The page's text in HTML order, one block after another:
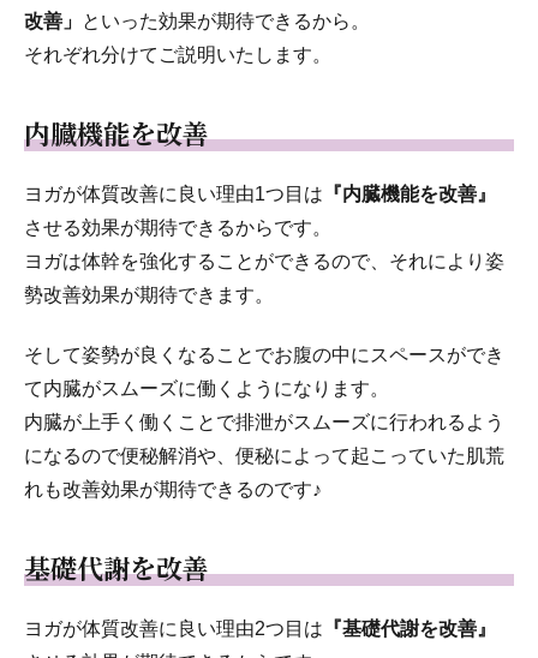
改善」 といった効果が期待できるから。
それぞれ分けてご説明いたします。
内臓機能を改善
ヨガが体質改善に良い理由1つ目は 『内臓機能を改善』
させる効果が期待できるからです。
ヨガは体幹を強化することができるので、それにより姿
勢改善効果が期待できます。
そして姿勢が良くなることでお腹の中にスペースができ
て内臓がスムーズに働くようになります。
内臓が上手く働くことで排泄がスムーズに行われるよう
になるので便秘解消や、便秘によって起こっていた肌荒
れも改善効果が期待できるのです♪
基礎代謝を改善
ヨガが体質改善に良い理由2つ目は 『基礎代謝を改善』